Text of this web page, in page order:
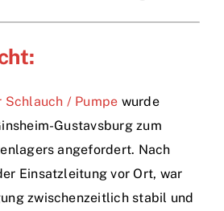
/ Pumpe wurde
Gustavsburg zum
angefordert. Nach
Einsatzleitung vor Ort, war
zwischenzeitlich stabil und